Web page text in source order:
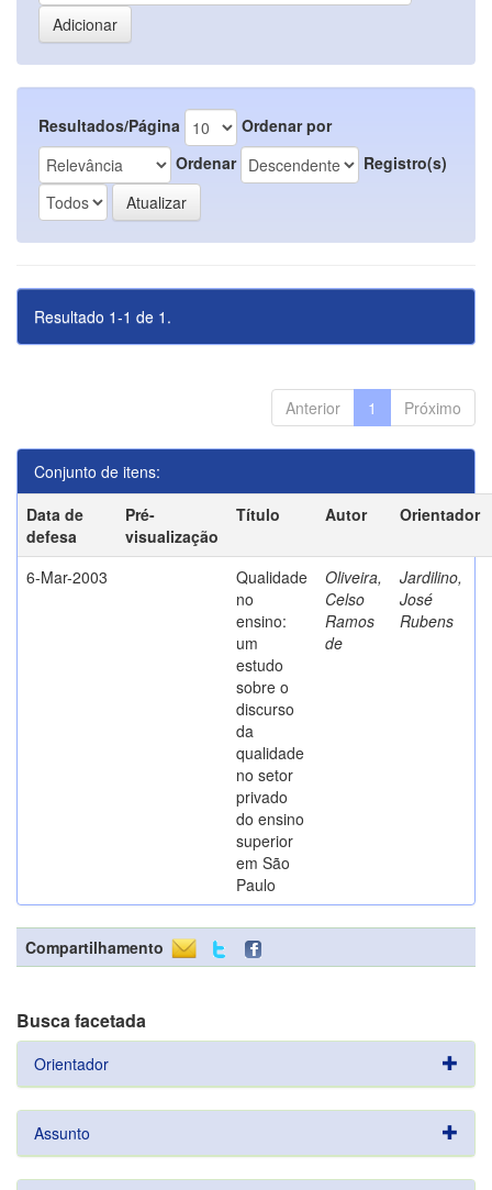
Resultados/Página
Ordenar por
Ordenar
Registro(s)
Resultado 1-1 de 1.
Anterior 1 Próximo
Conjunto de itens:
Data de
defesa
Pré-
visualização
Título Autor Orientador
6-Mar-2003
Qualidade
no
ensino:
um
estudo
sobre o
discurso
da
qualidade
no setor
privado
do ensino
superior
em São
Paulo
Oliveira,
Celso
Ramos
de
Jardilino,
José
Rubens
Compartilhamento
Busca facetada
Orientador
Assunto